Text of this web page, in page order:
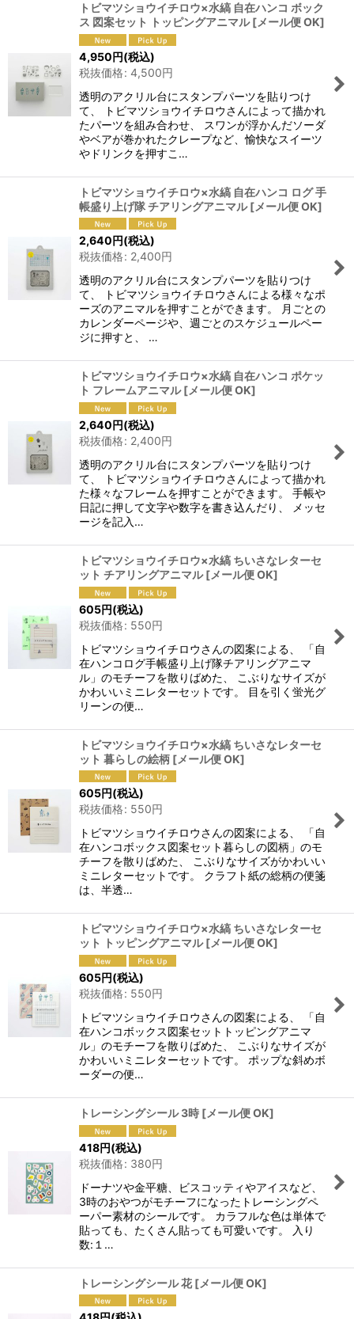
トビマツショウイチロウ×水縞 自在ハンコ ボック
ス 図案セット トッピングアニマル [メール便 OK]
4,950円(税込)
税抜価格: 4,500円
透明のアクリル台にスタンプパーツを貼りつけ
て、 トビマツショウイチロウさんによって描かれ
たパーツを組み合わせ、 スワンが浮かんだソーダ
やベアが巻かれたクレープなど、愉快なスイーツ
やドリンクを押すこ…
トビマツショウイチロウ×水縞 自在ハンコ ログ 手
帳盛り上げ隊 チアリングアニマル [メール便 OK]
2,640円(税込)
税抜価格: 2,400円
透明のアクリル台にスタンプパーツを貼りつけ
て、 トビマツショウイチロウさんによる様々なポ
ーズのアニマルを押すことができます。 月ごとの
カレンダーページや、週ごとのスケジュールペー
ジに押すと、 …
トビマツショウイチロウ×水縞 自在ハンコ ポケッ
ト フレームアニマル [メール便 OK]
2,640円(税込)
税抜価格: 2,400円
透明のアクリル台にスタンプパーツを貼りつけ
て、 トビマツショウイチロウさんによって描かれ
た様々なフレームを押すことができます。 手帳や
日記に押して文字や数字を書き込んだり、 メッセ
ージを記入…
トビマツショウイチロウ×水縞 ちいさなレターセ
ット チアリングアニマル [メール便 OK]
605円(税込)
税抜価格: 550円
トビマツショウイチロウさんの図案による、 「自
在ハンコログ手帳盛り上げ隊チアリングアニマ
ル」のモチーフを散りばめた、 こぶりなサイズが
かわいいミニレターセットです。 目を引く蛍光グ
リーンの便…
トビマツショウイチロウ×水縞 ちいさなレターセ
ット 暮らしの絵柄 [メール便 OK]
605円(税込)
税抜価格: 550円
トビマツショウイチロウさんの図案による、 「自
在ハンコボックス図案セット暮らしの図柄」のモ
チーフを散りばめた、 こぶりなサイズがかわいい
ミニレターセットです。 クラフト紙の総柄の便箋
は、半透…
トビマツショウイチロウ×水縞 ちいさなレターセ
ット トッピングアニマル [メール便 OK]
605円(税込)
税抜価格: 550円
トビマツショウイチロウさんの図案による、 「自
在ハンコボックス図案セットトッピングアニマ
ル」のモチーフを散りばめた、 こぶりなサイズが
かわいいミニレターセットです。 ポップな斜めボ
ーダーの便…
トレーシングシール 3時 [メール便 OK]
418円(税込)
税抜価格: 380円
ドーナツや金平糖、ビスコッティやアイスなど、
3時のおやつがモチーフになったトレーシングペ
ーパー素材のシールです。 カラフルな色は単体で
貼っても、たくさん貼っても可愛いです。 入り
数:１…
トレーシングシール 花 [メール便 OK]